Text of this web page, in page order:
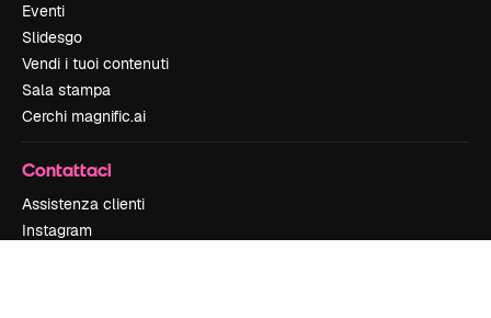
Eventi
Slidesgo
Vendi i tuoi contenuti
Sala stampa
Cerchi magnific.ai
Contattaci
Assistenza clienti
Instagram